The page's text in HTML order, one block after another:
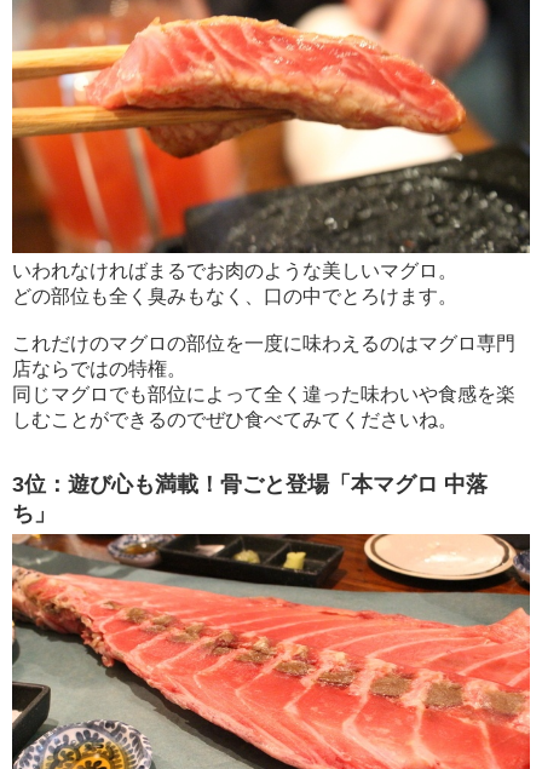
いわれなければまるでお肉のような美しいマグロ。
どの部位も全く臭みもなく、口の中でとろけます。
これだけのマグロの部位を一度に味わえるのはマグロ専門
店ならではの特権。
同じマグロでも部位によって全く違った味わいや食感を楽
しむことができるのでぜひ食べてみてくださいね。
3位：遊び心も満載！骨ごと登場「本マグロ 中落
ち」